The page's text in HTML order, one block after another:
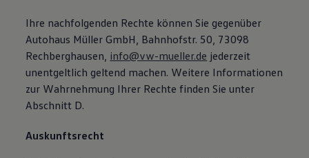
Ihre nachfolgenden Rechte können Sie gegenüber
Autohaus Müller GmbH, Bahnhofstr. 50, 73098
Rechberghausen, info@vw-mueller.de jederzeit
unentgeltlich geltend machen. Weitere Informationen
zur Wahrnehmung Ihrer Rechte finden Sie unter
Abschnitt D.
Auskunftsrecht